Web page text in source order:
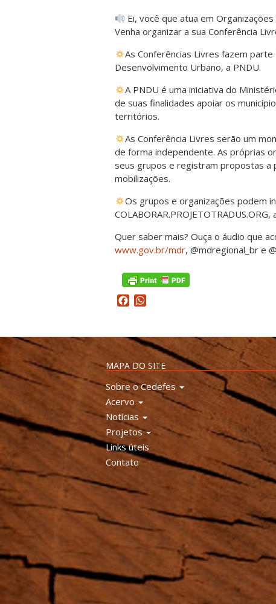
Ei, você que atua em
Venha organizar a sua Conferência
As Conferências Livres fazem
Desenvolvimento Urbano, a PNDU.
A PNDU é uma iniciativa do
de suas finalidades apoiar os
territórios.
As Conferência Livres serão um
de forma independente. As próprias
seus grupos e registram propostas a
mobilizações.
Os grupos e organizações podem
Quer saber mais? Ouça o áudio que
www.gov.br/mdr, @mdregional_br e
Facebook
MAPA DO SITE
Sobre o Cedefes
Acervo
Notícias
Projetos
Links úteis
Contato